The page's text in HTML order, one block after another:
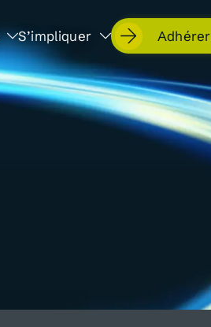
S’impliquer Adhérer